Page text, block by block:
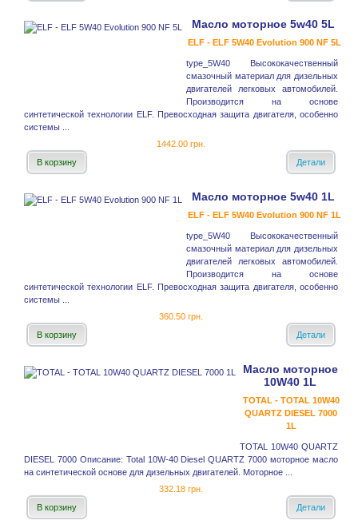
Масло моторное 5w40 5L
ELF - ELF 5W40 Evolution 900 NF 5L
type_5W40 Высококачественный
смазочный материал для дизельных
двигателей легковых автомобилей.
Производится на основе
синтетической технологии ELF. Превосходная защита двигателя, особенно
системы ...
1442.00 грн.
В корзину
Детали
Масло моторное 5w40 1L
ELF - ELF 5W40 Evolution 900 NF 1L
type_5W40 Высококачественный
смазочный материал для дизельных
двигателей легковых автомобилей.
Производится на основе
синтетической технологии ELF. Превосходная защита двигателя, особенно
системы ...
360.50 грн.
В корзину
Детали
Масло моторное
10W40 1L
TOTAL - TOTAL 10W40
QUARTZ DIESEL 7000
1L
TOTAL 10W40 QUARTZ
DIESEL 7000 Описание: Total 10W-40 Diesel QUARTZ 7000 моторное масло
на синтетической основе для дизельных двигателей. Моторное ...
332.18 грн.
В корзину
Детали